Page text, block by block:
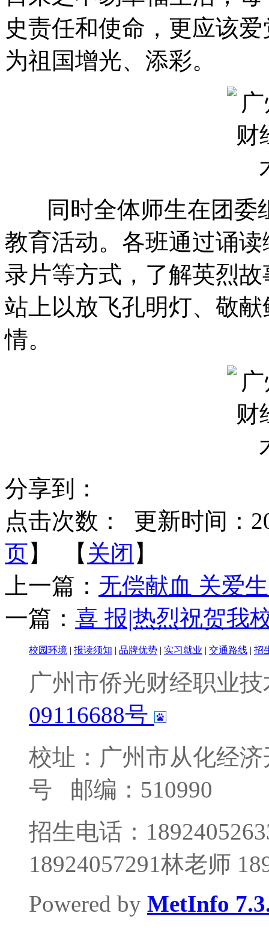
史责任和使命，更应该
为祖国增光、添彩。
同时全体师生在团委
教育活动。各班通过诵
录片等方式，了解英烈
站上以放飞孔明灯、敬
情。
分享到：
点击次数：
更新时间：
页】 【 关闭 】
上一篇： 无偿献血 关爱
一篇： 喜 报|热烈祝贺我
校园环境 报读须知 品牌优势 实习就业 交通路线 招
广州市侨光财经职业
09116688号
校址：广州市从化经
号
邮编：510990
招生电话：
18924057291林老师
Powered by MetInfo